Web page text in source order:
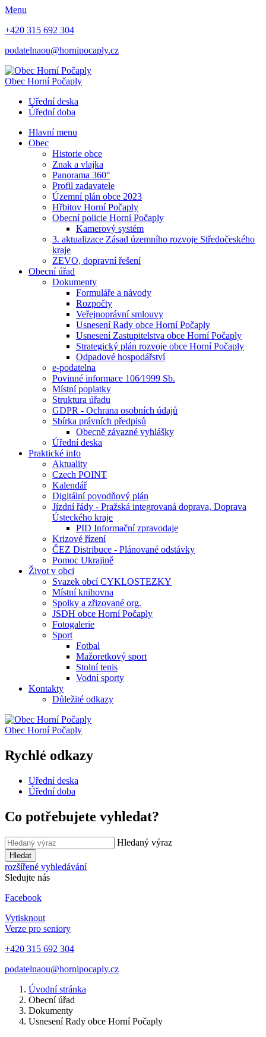
Menu
+420 315 692 304
podatelnaou@hornipocaply.cz
Obec Horní Počaply
Uřední deska
Úřední doba
Hlavní menu
Obec
Historie obce
Znak a vlajka
Panorama 360°
Profil zadavatele
Územní plán obce 2023
Hřbitov Horní Počaply
Obecní policie Horní Počaply
Kamerový systém
3. aktualizace Zásad územního rozvoje Středočeského
kraje
ZEVO, dopravní řešení
Obecní úřad
Dokumenty
Formuláře a návody
Rozpočty
Veřejnoprávní smlouvy
Usnesení Rady obce Horní Počaply
Usnesení Zastupitelstva obce Horní Počaply
Strategický plán rozvoje obce Horní Počaply
Odpadové hospodářství
e-podatelna
Povinné informace 106⁄1999 Sb.
Místní poplatky
Struktura úřadu
GDPR - Ochrana osobních údajů
Sbírka právních předpisů
Obecně závazné vyhlášky
Úřední deska
Praktické info
Aktuality
Czech POINT
Kalendář
Digitální povodňový plán
Jízdní řády - Pražská integrovaná doprava, Doprava
Ústeckého kraje
PID Informační zpravodaje
Krizové řízení
ČEZ Distribuce - Plánované odstávky
Pomoc Ukrajině
Život v obci
Svazek obcí CYKLOSTEZKY
Místní knihovna
Spolky a zřizované org.
JSDH obce Horní Počaply
Fotogalerie
Sport
Fotbal
Mažoretkový sport
Stolní tenis
Vodní sporty
Kontakty
Důležité odkazy
Obec Horní Počaply
Rychlé odkazy
Uřední deska
Úřední doba
Co potřebujete vyhledat?
Hledaný výraz
Hledat
rozšířené vyhledávání
Sledujte nás
Facebook
Vytisknout
Verze pro seniory
+420 315 692 304
podatelnaou@hornipocaply.cz
Úvodní stránka
Obecní úřad
Dokumenty
Usnesení Rady obce Horní Počaply